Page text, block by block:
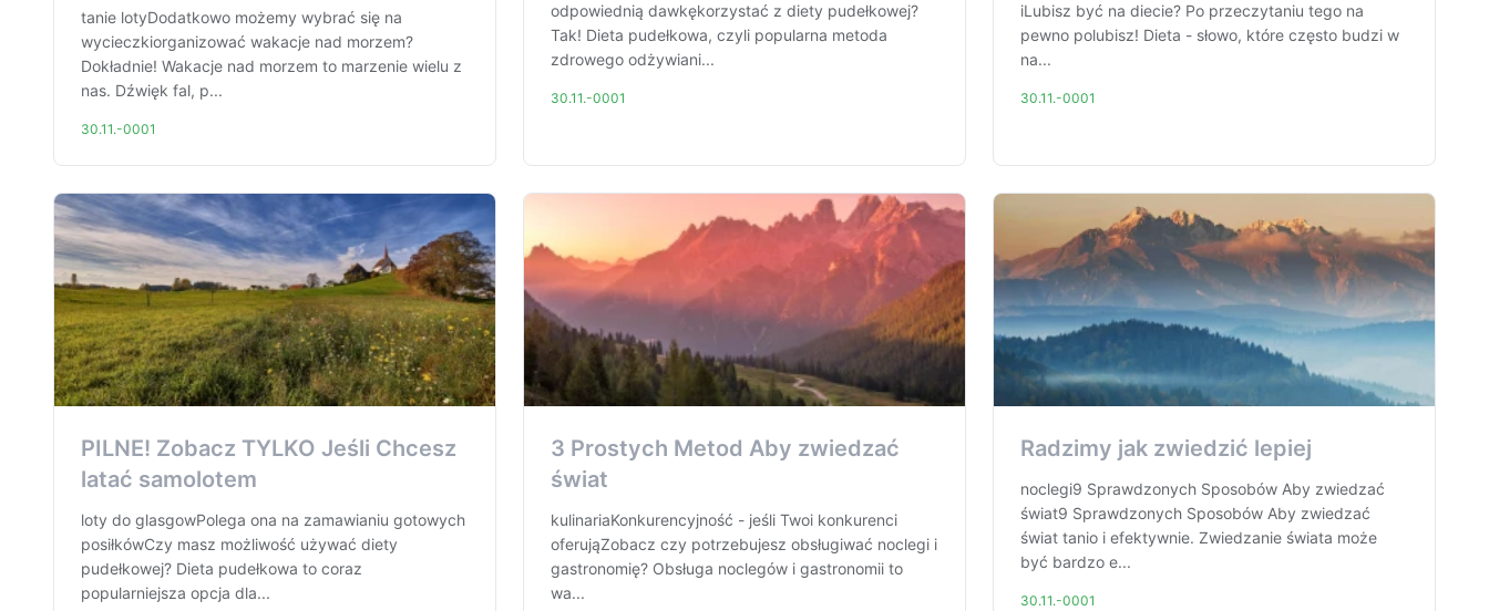
tanie lotyDodatkowo możemy wybrać się na
wycieczkiorganizować wakacje nad morzem?
Dokładnie! Wakacje nad morzem to marzenie wielu z
nas. Dźwięk fal, p...
30.11.-0001
odpowiednią dawkękorzystać z diety pudełkowej?
Tak! Dieta pudełkowa, czyli popularna metoda
zdrowego odżywiani...
30.11.-0001
iLubisz być na diecie? Po przeczytaniu tego na
pewno polubisz! Dieta - słowo, które często budzi w
na...
30.11.-0001
PILNE! Zobacz TYLKO Jeśli Chcesz
latać samolotem
loty do glasgowPolega ona na zamawianiu gotowych
posiłkówCzy masz możliwość używać diety
pudełkowej? Dieta pudełkowa to coraz
popularniejsza opcja dla...
3 Prostych Metod Aby zwiedzać
świat
kulinariaKonkurencyjność - jeśli Twoi konkurenci
oferująZobacz czy potrzebujesz obsługiwać noclegi i
gastronomię? Obsługa noclegów i gastronomii to
wa...
Radzimy jak zwiedzić lepiej
noclegi9 Sprawdzonych Sposobów Aby zwiedzać
świat9 Sprawdzonych Sposobów Aby zwiedzać
świat tanio i efektywnie. Zwiedzanie świata może
być bardzo e...
30.11.-0001